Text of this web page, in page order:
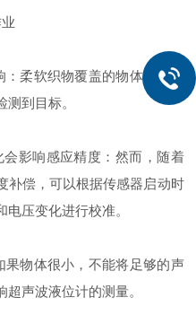
柔软织物覆盖的物体会吸收
到目标。
影响感应精度：然而，随着
补偿，可以根据传感器启动时
压变化进行校准。
物体很小，不能将足够的声
声波液位计的测量。